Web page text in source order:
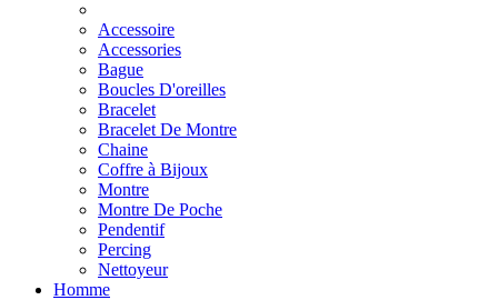
Accessoire
Accessories
Bague
Boucles D'oreilles
Bracelet
Bracelet De Montre
Chaine
Coffre à Bijoux
Montre
Montre De Poche
Pendentif
Percing
Nettoyeur
Homme